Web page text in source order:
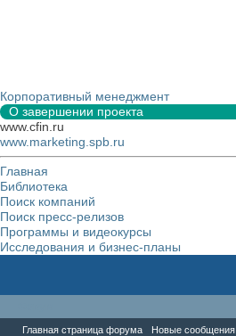
Корпоративный менеджмент
О завершении проекта
www.cfin.ru
www.marketing.spb.ru
Главная
Библиотека
Поиск компаний
Поиск пресс-релизов
Программы и видеокурсы
Исследования и бизнес-планы
Главная страница форума Новые сообщения